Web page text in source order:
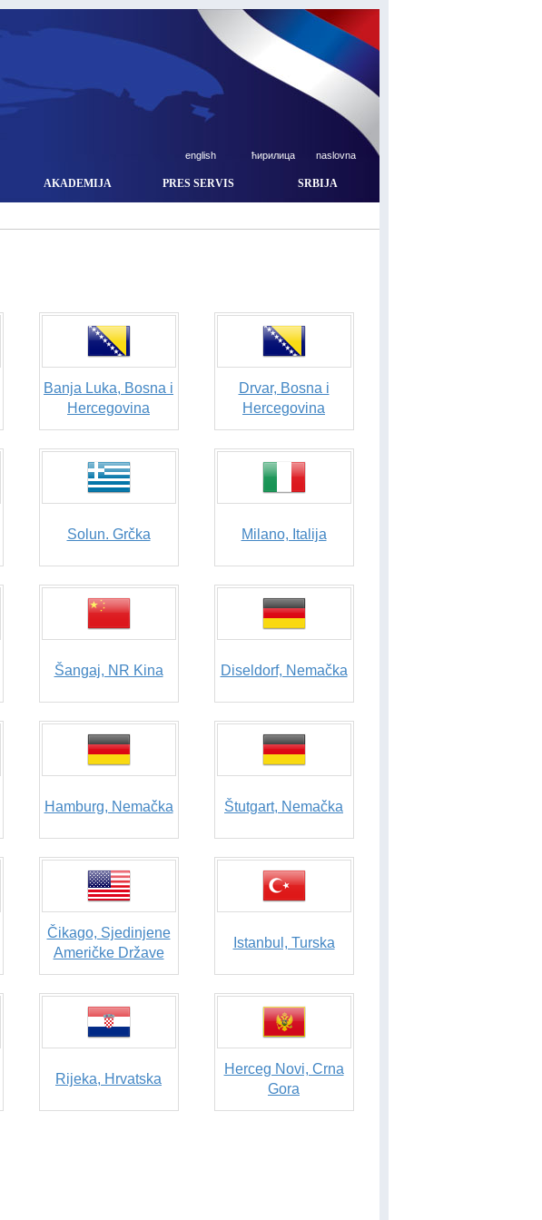
english ћирилица naslovna
AKADEMIJA PRES SERVIS SRBIJA
Banja Luka, Bosna i
Hercegovina
Drvar, Bosna i
Hercegovina
Solun. Grčka Milano, Italija
Šangaj, NR Kina Diseldorf, Nemačka
Hamburg, Nemačka Štutgart, Nemačka
Čikago, Sjedinjene
Američke Države
Istanbul, Turska
Rijeka, Hrvatska
Herceg Novi, Crna
Gora